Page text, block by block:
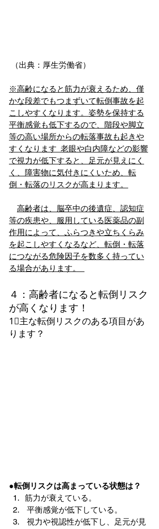
（出典：厚生労働省）
※高齢になると筋力が衰えるため、僅
かな段差でもつまずいて転倒事故を起
こしやすくなります。姿勢を保持する
平衡感覚も低下するので、階段や脚立
等の高い場所からの転落事故も起きや
すくなります  老眼や白内障などの影響
で視力が低下すると、足元が見えにく
く、障害物に気付きにくいため、転
倒・転落のリスクが高まります。
高齢者は、脳卒中の後遺症、認知症
等の疾患や、服用している医薬品の副
作用によって、ふらつきや立ちくらみ
を起こしやすくなるなど、転倒・転落
につながる危険因子を数多く持ってい
る場合があります。
４：高齢者になると転倒リスク
が高くなります！
1⃣主な転倒リスクのある項目があ
ります？
●転倒リスクは高まっている状態は？
筋力が衰えている。
平衡感覚が低下している。
視力や視認性が低下し、足元が見